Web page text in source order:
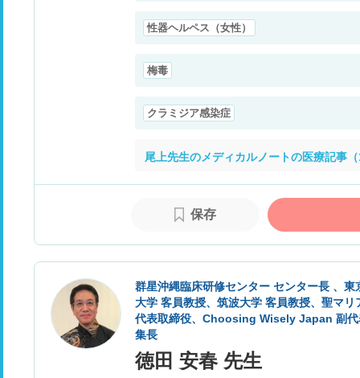
性器ヘルペス（女性）
梅毒
クラミジア感染症
尾上先生のメディカルノートの医療記事
保存
群星沖縄臨床研修センター センター長 、
大学 客員教授、筑波大学 客員教授、聖マ
代表取締役、Choosing Wisely Japan 副
集長
徳田 安春 先生